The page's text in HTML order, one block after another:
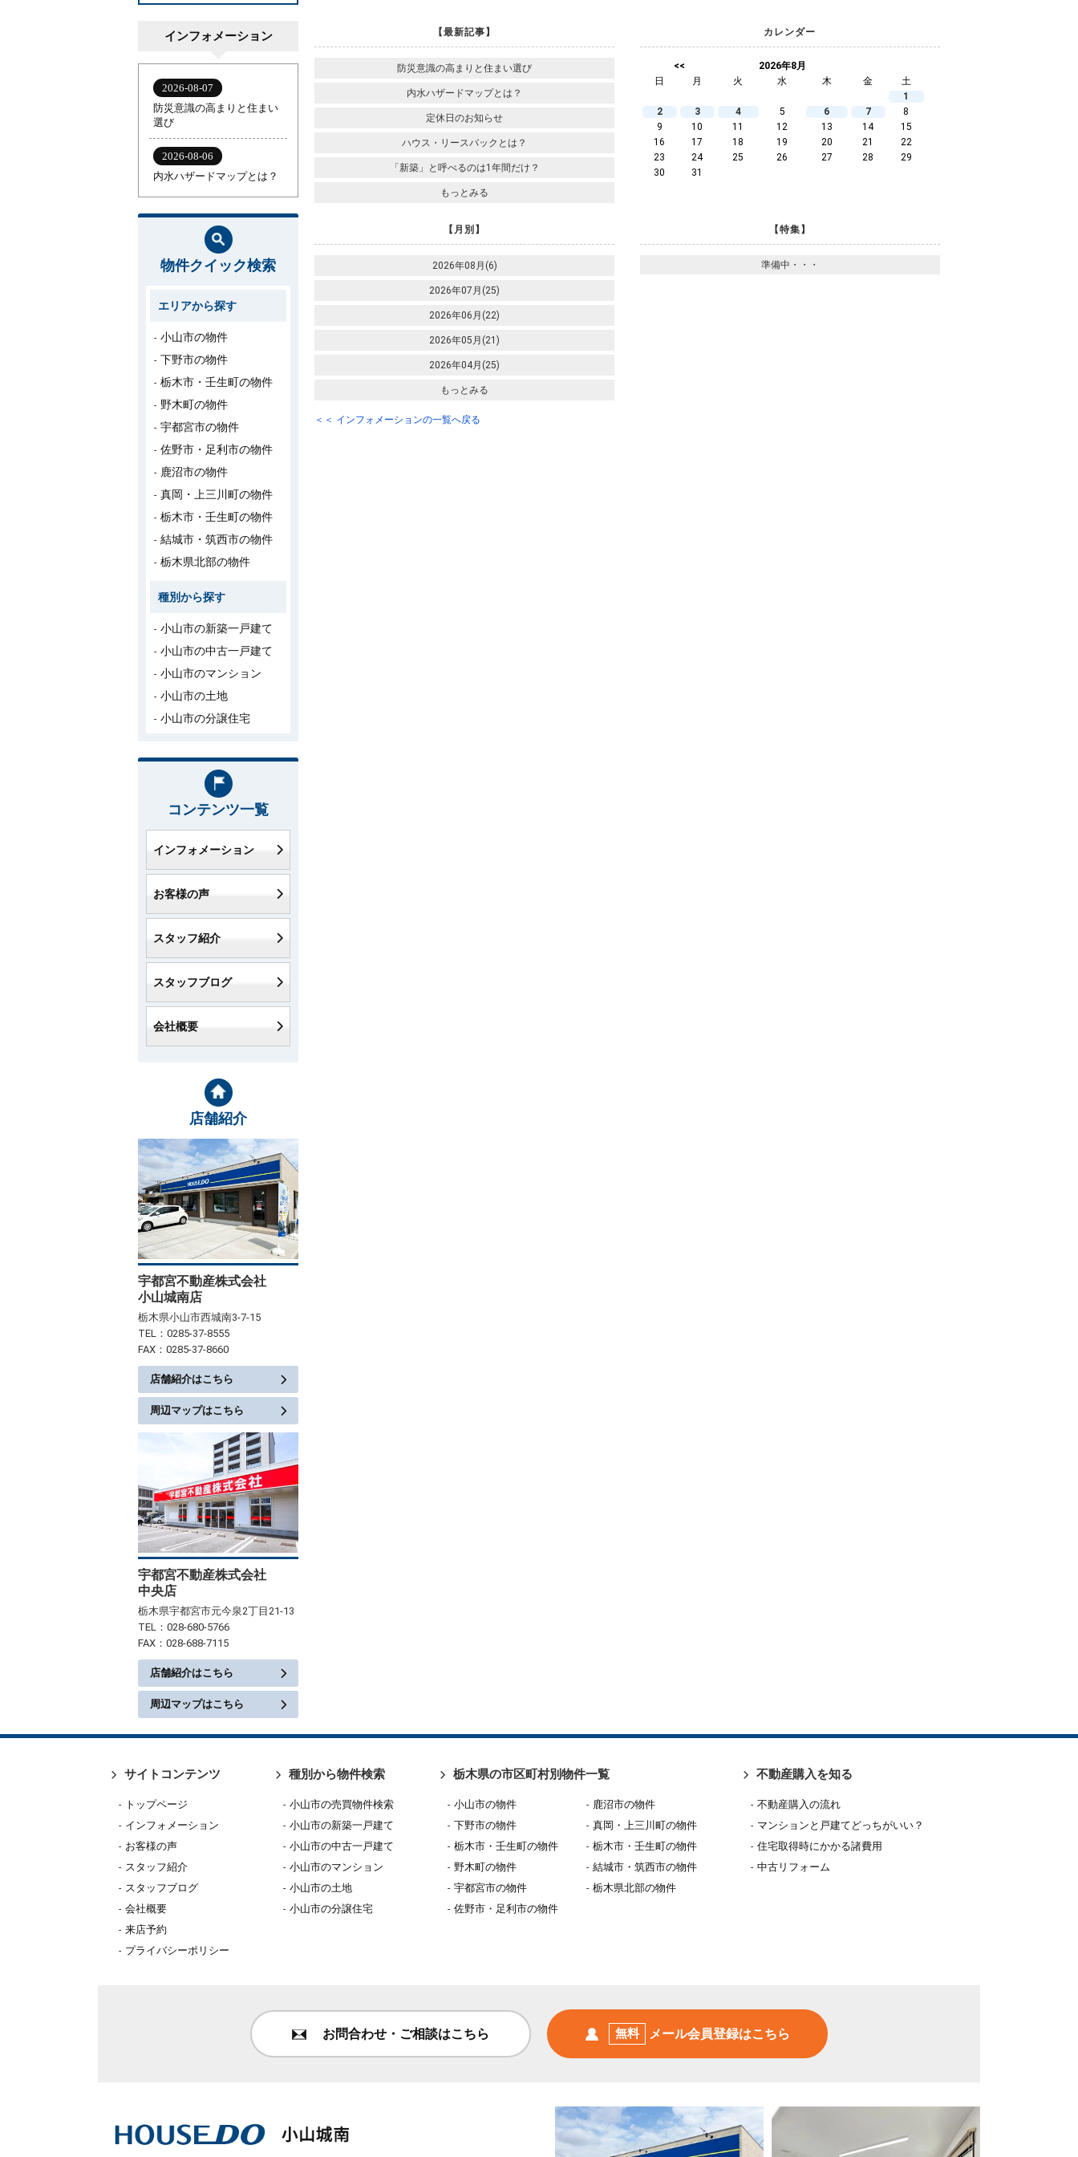
【最新記事】
防災意識の高まりと住まい選び
内水ハザードマップとは？
定休日のお知らせ
ハウス・リースバックとは？
「新築」と呼べるのは1年間だけ？
もっとみる
カレンダー
<<
2026年8月
日
月 火 水 木 金
土
1
2
3 4 5 6 7
8
9
10 11 12 13 14
15
16
17 18 19 20 21
22
23
24 25 26 27 28
29
30
31
【月別】
2026年08月(6)
2026年07月(25)
2026年06月(22)
2026年05月(21)
2026年04月(25)
もっとみる
【特集】
準備中・・・
＜＜ インフォメーションの一覧へ戻る
インフォメーション
物件クイック検索
エリアから探す
小山市の物件
下野市の物件
栃木市・壬生町の物件
野木町の物件
宇都宮市の物件
佐野市・足利市の物件
鹿沼市の物件
真岡・上三川町の物件
栃木市・壬生町の物件
結城市・筑西市の物件
栃木県北部の物件
種別から探す
小山市の新築一戸建て
小山市の中古一戸建て
小山市のマンション
小山市の土地
小山市の分譲住宅
コンテンツ一覧
インフォメーション
お客様の声
スタッフ紹介
スタッフブログ
会社概要
店舗紹介
宇都宮不動産株式会社
小山城南店
栃木県小山市西城南3-7-15
TEL：0285-37-8555
FAX：0285-37-8660
店舗紹介はこちら
周辺マップはこちら
宇都宮不動産株式会社
中央店
栃木県宇都宮市元今泉2丁目21-13
TEL：028-680-5766
FAX：028-688-7115
店舗紹介はこちら
周辺マップはこちら
サイトコンテンツ
トップページ
インフォメーション
お客様の声
スタッフ紹介
スタッフブログ
会社概要
来店予約
プライバシーポリシー
種別から物件検索
小山市の売買物件検索
小山市の新築一戸建て
小山市の中古一戸建て
小山市のマンション
小山市の土地
小山市の分譲住宅
栃木県の市区町村別物件一覧
小山市の物件
下野市の物件
栃木市・壬生町の物件
野木町の物件
宇都宮市の物件
佐野市・足利市の物件
鹿沼市の物件
真岡・上三川町の物件
栃木市・壬生町の物件
結城市・筑西市の物件
栃木県北部の物件
不動産購入を知る
不動産購入の流れ
マンションと戸建てどっちがいい？
住宅取得時にかかる諸費用
中古リフォーム
お問合わせ・ご相談はこちら 無料 メール会員登録はこちら